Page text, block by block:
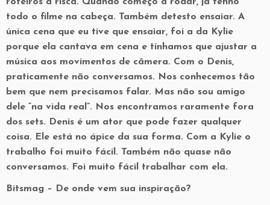
todo o filme na cabeça. Também detesto ensaiar. A
única cena que eu tive que ensaiar, foi a da Kylie
porque ela cantava em cena e tínhamos que ajustar a
música aos movimentos de câmera. Com o Denis,
praticamente não conversamos. Nos conhecemos tão
bem que nem precisamos falar. Mas não sou amigo
dele “na vida real”. Nos encontramos raramente fora
dos sets. Denis é um ator que pode fazer qualquer
coisa. Ele está no ápice da sua forma. Com a Kylie o
trabalho foi muito fácil. Também não quase não
conversamos. Foi muito fácil trabalhar com ela.
Bitsmag – De onde vem sua inspiração?